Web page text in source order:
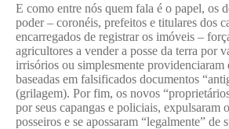
E como entre nós quem fala é o papel, os
poder – coronéis, prefeitos e titulares dos
encarregados de registrar os imóveis –
agricultores a vender a posse da terra por
irrisórios ou simplesmente providenciaram
baseadas em falsificados documentos
(grilagem). Por fim, os novos
por seus capangas e policiais, expulsaram
posseiros e se apossaram “legalmente” de